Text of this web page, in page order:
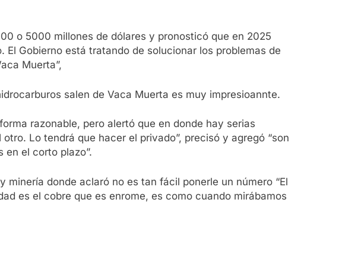
o 5000 millones de dólares y pronosticó que en 2025
Gobierno está tratando de solucionar los problemas de
Muerta”,
salen de Vaca Muerta es muy impresioannte.
razonable, pero alertó que en donde hay serias
Lo tendrá que hacer el privado”, precisó y agregó “son
el corto plazo”.
donde aclaró no es tan fácil ponerle un número “El
es el cobre que es enrome, es como cuando mirábamos